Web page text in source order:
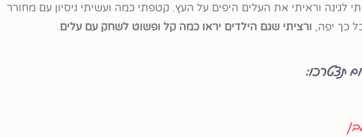
לגינה וראיתי את העלים היפים על העץ. קטפתי כמה ועשיתי ניסיון עם מחורר
כך יפה, ורציתי שגם הילדים יראו כמה קל ופשוט לשחק עם עלים.
תצטרכו: